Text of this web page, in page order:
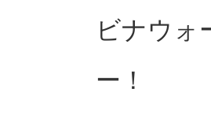
ビナウォ
ー！